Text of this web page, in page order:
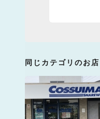
同じカテゴリのお店